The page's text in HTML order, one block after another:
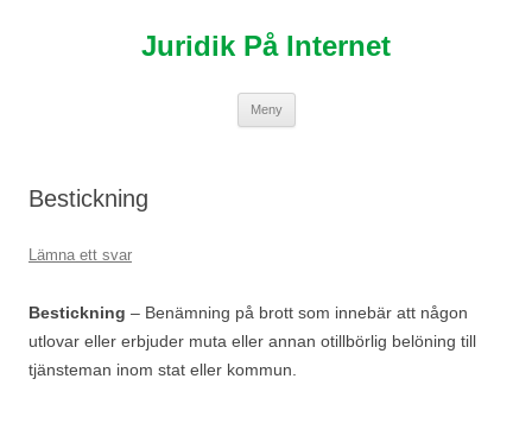
Juridik På Internet
Meny
Bestickning
Lämna ett svar
Bestickning – Benämning på brott som innebär att någon
utlovar eller erbjuder muta eller annan otillbörlig belöning till
tjänsteman inom stat eller kommun.